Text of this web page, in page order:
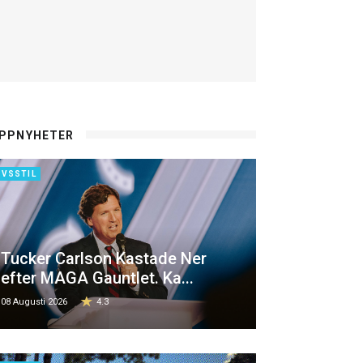
Tucker Carlson Kastade Ner
efter MAGA Gauntlet. Ka...
08 Augusti 2026 4.3